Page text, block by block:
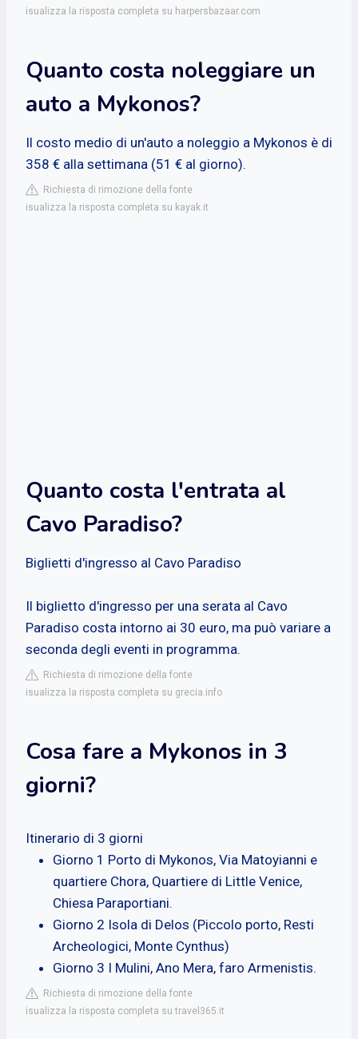
isualizza la risposta completa su harpersbazaar.com
Quanto costa noleggiare un
auto a Mykonos?
Il costo medio di un'auto a noleggio a Mykonos è di
358 € alla settimana (51 € al giorno).
Richiesta di rimozione della fonte
isualizza la risposta completa su kayak.it
Quanto costa l'entrata al
Cavo Paradiso?
Biglietti d'ingresso al Cavo Paradiso
Il biglietto d'ingresso per una serata al Cavo
Paradiso costa intorno ai 30 euro, ma può variare a
seconda degli eventi in programma.
Richiesta di rimozione della fonte
isualizza la risposta completa su grecia.info
Cosa fare a Mykonos in 3
giorni?
Itinerario di 3 giorni
Giorno 1 Porto di Mykonos, Via Matoyianni e
quartiere Chora, Quartiere di Little Venice,
Chiesa Paraportiani.
Giorno 2 Isola di Delos (Piccolo porto, Resti
Archeologici, Monte Cynthus)
Giorno 3 I Mulini, Ano Mera, faro Armenistis.
Richiesta di rimozione della fonte
isualizza la risposta completa su travel365.it